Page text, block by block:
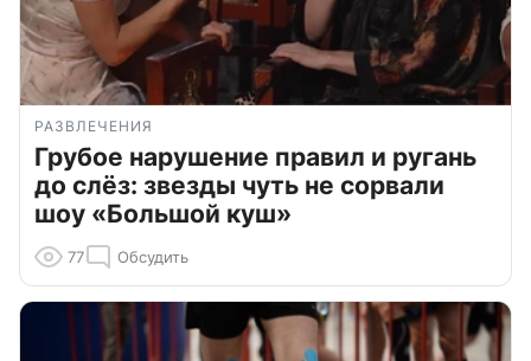
РАЗВЛЕЧЕНИЯ
Грубое нарушение правил и ругань
до слёз: звезды чуть не сорвали
шоу «Большой куш»
77 Обсудить